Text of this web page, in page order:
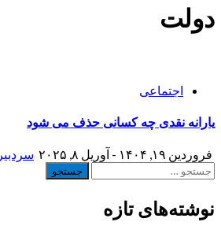
دولت
اجتماعی
یارانه نقدی چه کسانی حذف می شود
فروردین ۱۹, ۱۴۰۴ - آوریل ۸, ۲۰۲۵
سردبیر
جستجو
نوشته‌های تازه